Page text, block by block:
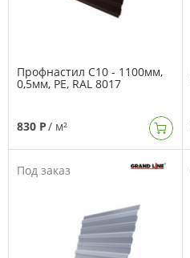
Профнастил C10 - 1100мм,
0,5мм, PE, RAL 8017
830 Р/ м²
Под заказ